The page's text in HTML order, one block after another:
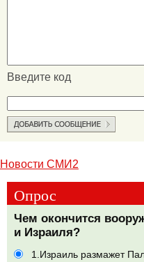
Введите код
Новости СМИ2
Опрос
Чем окончится
и Израиля?
1.Израиль размажет